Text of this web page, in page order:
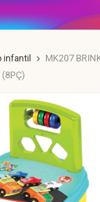
infantil
MK207
(8PÇ)